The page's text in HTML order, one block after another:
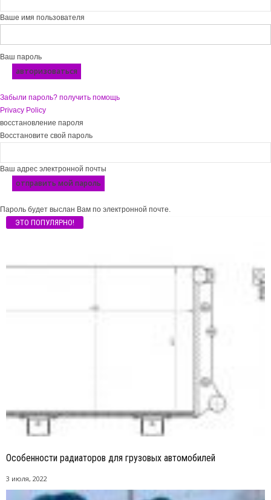
Ваше имя пользователя
Ваш пароль
Забыли пароль? получить помощь
Privacy Policy
восстановление пароля
Восстановите свой пароль
Ваш адрес электронной почты
Пароль будет выслан Вам по электронной почте.
ЭТО ПОПУЛЯРНО!
Особенности радиаторов для грузовых автомобилей
3 июля, 2022